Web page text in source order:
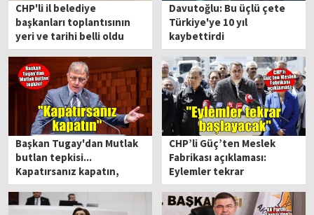
CHP'li il belediye
başkanları toplantısının
yeri ve tarihi belli oldu
Davutoğlu: Bu üçlü çete
Türkiye'ye 10 yıl
kaybettirdi
Başkan Tugay'dan Mutlak
butlan tepkisi...
Kapatırsanız kapatın,
bana da yasak koyarsanız
koyun
CHP’li Güç’ten Meslek
Fabrikası açıklaması:
Eylemler tekrar
başlayacak!